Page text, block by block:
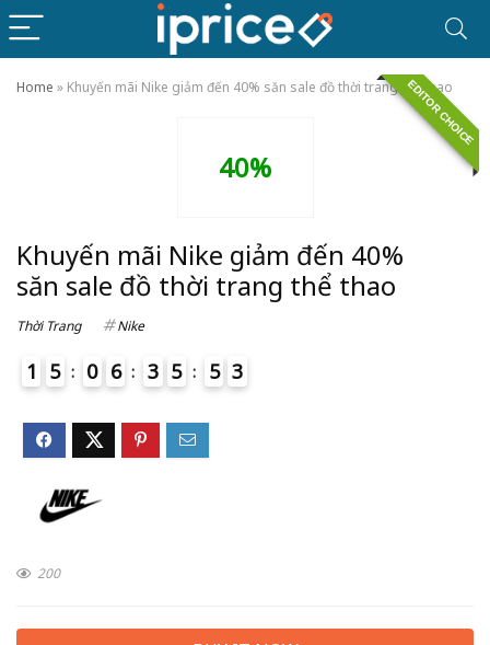
Home » Khuyến mãi Nike giảm đến 40% săn sale đồ thời trang thể thao
EDITOR CHOICE
40%
Khuyến mãi Nike giảm đến 40%
săn sale đồ thời trang thể thao
Thời Trang Nike
1 5 0 6 3 5 5 3
200